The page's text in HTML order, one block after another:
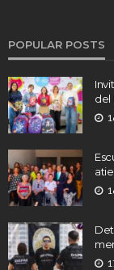
POPULAR POSTS
del